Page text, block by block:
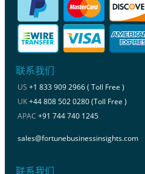
联系我们
US +1 833 909 2966 ( Toll Free )
UK+44 808 502 0280 (Toll Free )
APAC +91 744 740 1245
sales@fortunebusinessinsights.com
联系我们